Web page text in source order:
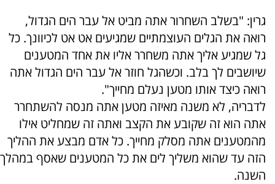
גרין: "בשלב השחרור אתה מביט אל עבר הים הגדול,
רואה את הגלים העוצמתיים שמגיעים אט אט לכיוונך. כל
גל שמגיע אליך אתה משחרר אליו את אחד המטענים
שיושבים לך בלב. וכשהגל חוזר אל עבר הים הגדול אתה
רואה כיצד אותו מטען נעלם מחייך".
לדבריה, לא משנה מאיזה מטען אתה מנסה להשתחרר
אתה הוא זה שקובע את הקצב ואתה זה שמחליט אילו
מהמטענים אתה מסלק מחייך. כל אדם מבצע את ההליך
הזה עד שהוא משליך לים את כל המטענים שאסף במהלך
השנה.